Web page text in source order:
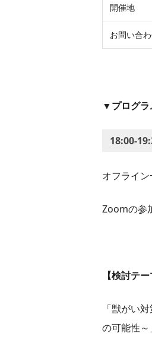
開催地
お問い合
▼プログラ
18:00-
オフライ
Zoomの参
【検討テ
「獣がい
の可能性～